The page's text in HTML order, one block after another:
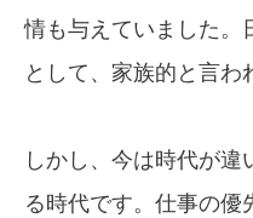
情も与えていました。
として、家族的と言わ
しかし、今は時代が
る時代です。仕事の優